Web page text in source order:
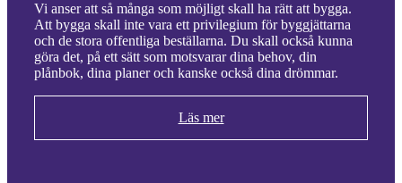
Vi anser att så många som möjligt skall ha rätt att bygga.
Att bygga skall inte vara ett privilegium för byggjättarna
och de stora offentliga beställarna. Du skall också kunna
göra det, på ett sätt som motsvarar dina behov, din
plånbok, dina planer och kanske också dina drömmar.
Läs mer